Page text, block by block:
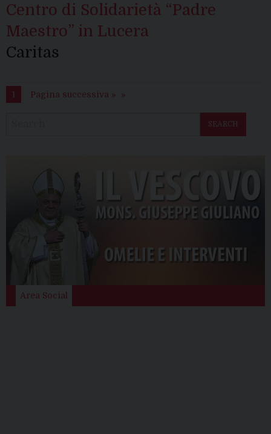
Centro di Solidarietà “Padre
Maestro” in Lucera
Caritas
1 Pagina successiva »
SEARCH
Area Social